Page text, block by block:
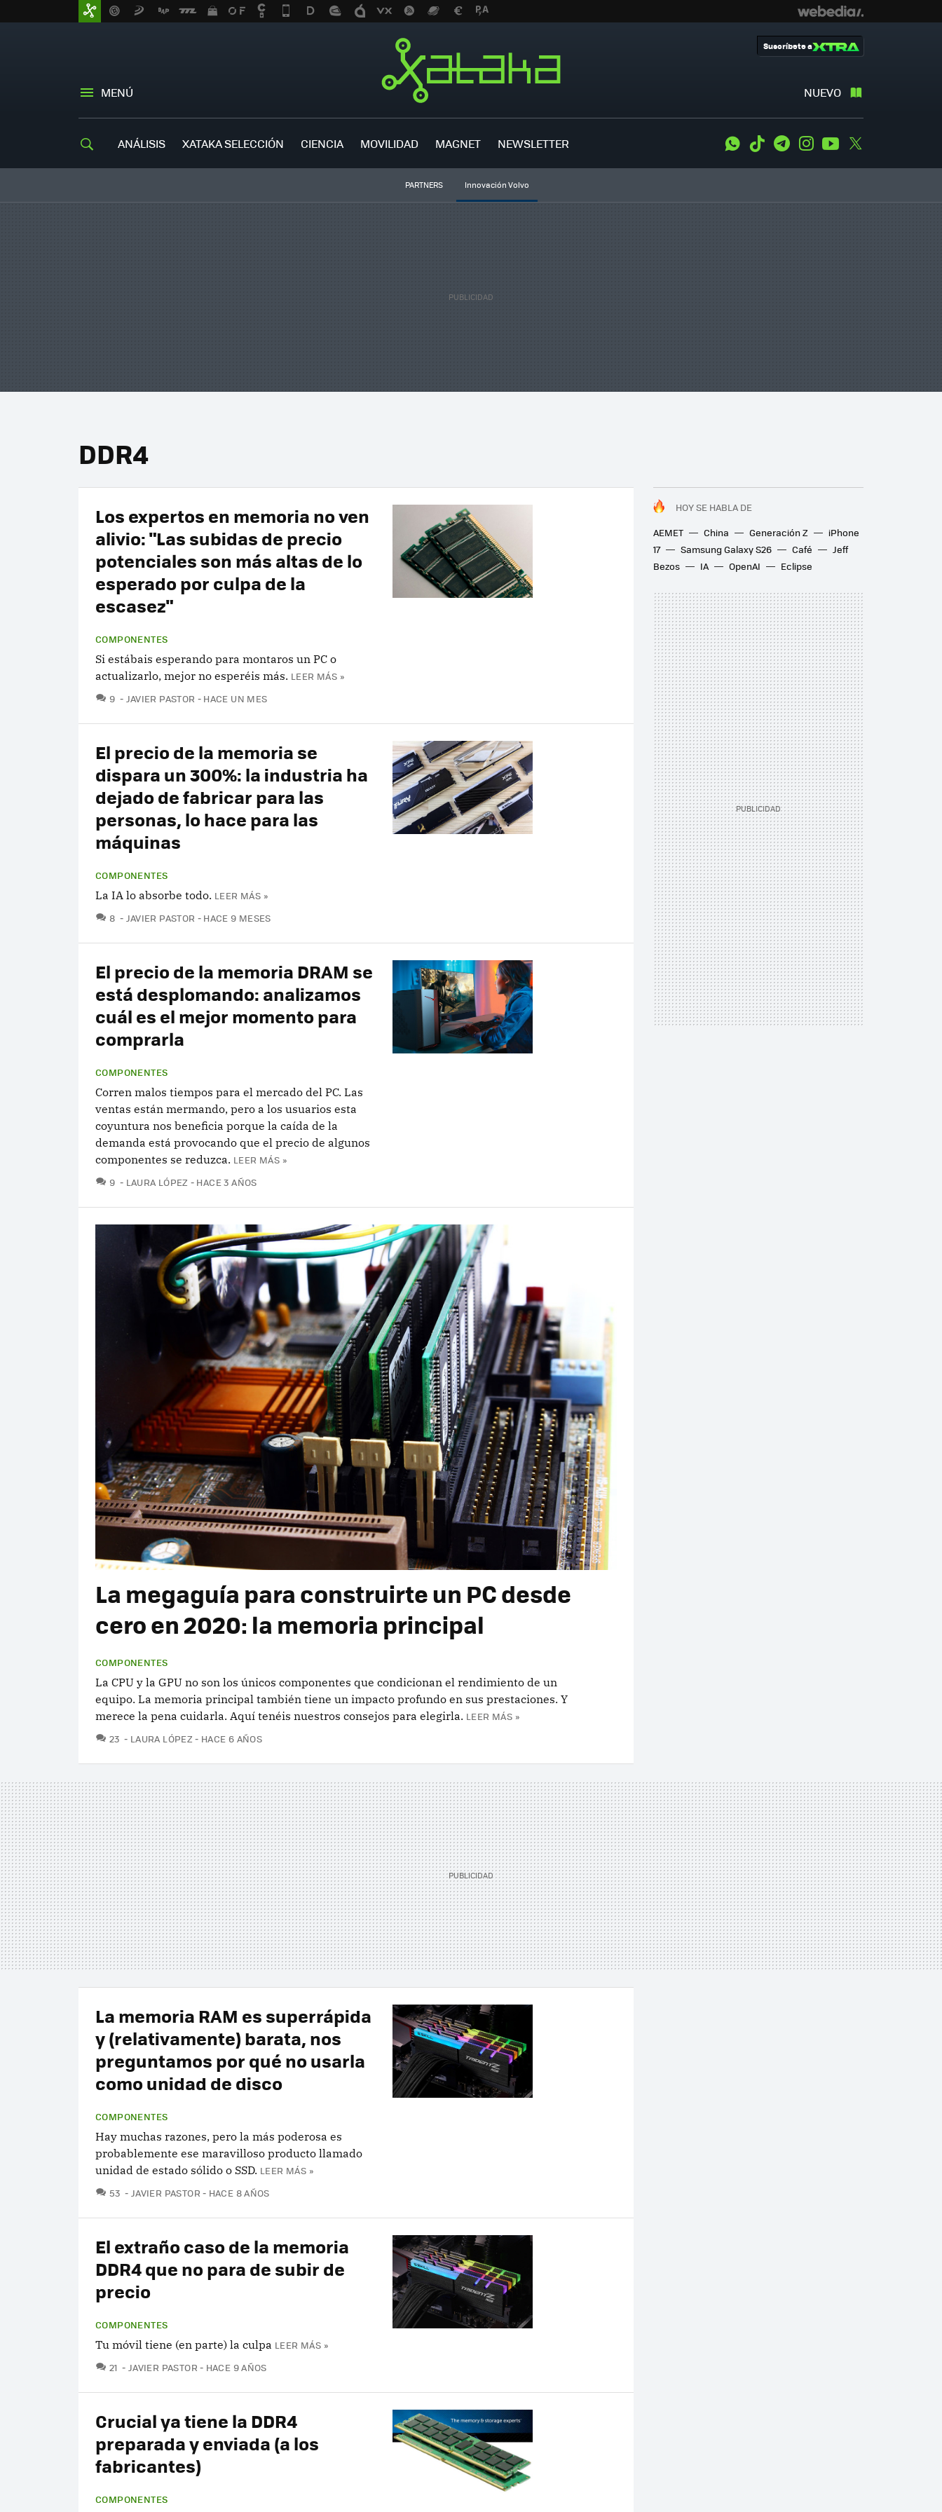
MENÚ NUEVO
Suscríbete a
ANÁLISIS XATAKA SELECCIÓN CIENCIA MOVILIDAD MAGNET NEWSLETTER WhatsApp
Tiktok TelegramInstagramYoutube
PARTNERS Innovación Volvo
DDR4
HOY SE HABLA DE
AEMET
China Generación Z
iPhone
17
Samsung Galaxy S26 Café
Jeff
Bezos
IA OpenAI Eclipse
Los expertos en memoria no ven
alivio: "Las subidas de precio
potenciales son más altas de lo
esperado por culpa de la
escasez"
COMPONENTES
Si estábais esperando para montaros un PC o
actualizarlo, mejor no esperéis más. LEER MÁS »
9 COMENTARIOS
JAVIER PASTOR HACE UN MES
El precio de la memoria se
dispara un 300%: la industria ha
dejado de fabricar para las
personas, lo hace para las
máquinas
COMPONENTES
La IA lo absorbe todo. LEER MÁS »
8 COMENTARIOS
JAVIER PASTOR HACE 9 MESES
El precio de la memoria DRAM se
está desplomando: analizamos
cuál es el mejor momento para
comprarla
COMPONENTES
Corren malos tiempos para el mercado del PC. Las
ventas están mermando, pero a los usuarios esta
coyuntura nos beneficia porque la caída de la
demanda está provocando que el precio de algunos
componentes se reduzca. LEER MÁS »
9 COMENTARIOS
LAURA LÓPEZ HACE 3 AÑOS
La megaguía para construirte un PC desde
cero en 2020: la memoria principal
COMPONENTES
La CPU y la GPU no son los únicos componentes que condicionan el rendimiento de un
equipo. La memoria principal también tiene un impacto profundo en sus prestaciones. Y
merece la pena cuidarla. Aquí tenéis nuestros consejos para elegirla. LEER MÁS »
23 COMENTARIOS
LAURA LÓPEZ HACE 6 AÑOS
La memoria RAM es superrápida
y (relativamente) barata, nos
preguntamos por qué no usarla
como unidad de disco
COMPONENTES
Hay muchas razones, pero la más poderosa es
probablemente ese maravilloso producto llamado
unidad de estado sólido o SSD. LEER MÁS »
53 COMENTARIOS
JAVIER PASTOR HACE 8 AÑOS
El extraño caso de la memoria
DDR4 que no para de subir de
precio
COMPONENTES
Tu móvil tiene (en parte) la culpa LEER MÁS »
21 COMENTARIOS
JAVIER PASTOR HACE 9 AÑOS
Crucial ya tiene la DDR4
preparada y enviada (a los
fabricantes)
COMPONENTES